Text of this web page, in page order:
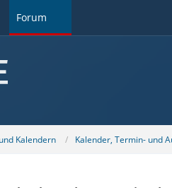
Forum
Kalendern Kalender, Termin- und